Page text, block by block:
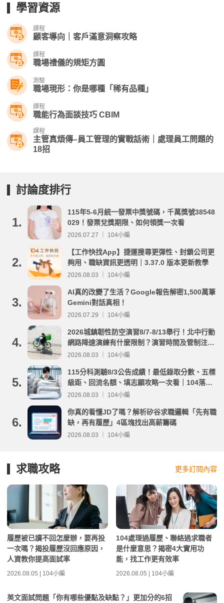
學習資源
課程
顧客導向｜客戶滿意洞察攻略
課程
職場禮儀的規矩方圓
測驗
職場現形：你是哪種「稀有品種」
課程
職能行為面談技巧 CBIM
課程
主管真煩傳–員工管理的實戰話術｜處理員工問題的
18招
討論度排行
1.
115年5-6月統一發票中獎號碼，千萬獎號38548
029！發票兌獎期限、如何領獎一次看
2026.07.27 ｜ 104小編
2.
【工作快找App】捷運搜尋更彈性、封鎖公司更
夠用、職缺資訊更透明｜3.37.0 版本更新教學
2026.08.03 ｜ 104小編
3.
AI真的改變了生活？Google報告解密1,500萬筆
Gemini對話真相！
2026.07.29 ｜ 104小編
4.
2026城鎮韌性防空演習8/7-8/13舉行！北中行動
網路降速演練有什麼限制？演習時間及管制注意
事項整理
2026.08.03 ｜ 104小編
5.
115分科測驗8/3公告成績！最低錄取分數、五標
級距、回流名額、填志願攻略一次看｜104落點
分析
2026.08.03 ｜ 104小編
6.
你真的看懂JD了嗎？解析矽谷求職邏輯「先有職
缺，再有履歷」4區塊找出高薪籌碼
2026.08.03 ｜ 104小編
求職攻略 更多訂閱內容
履歷被已讀不回怎麼辦，要再投
一次嗎？揭投履歷沒回應原因，
人資教你提高面試率
2026.08.05 | 104小編
104處理過履歷、聯絡過求職者
是什麼意思？揭密4大實用功
能，找工作更有效率
2026.08.05 | 104小編
英文面試問題「你有哪些優點及缺點？」更加分的6招